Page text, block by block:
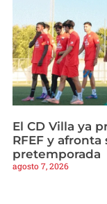
El CD Villa ya
RFEF y
pretemporada
agosto 7, 2026